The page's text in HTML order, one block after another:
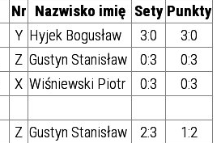
Nr Nazwisko imię Sety Punkty
Y Hyjek Bogusław 3:0
3:0
Z Gustyn Stanisław 0:3
0:3
X Wiśniewski Piotr 0:3 0:3
Z Gustyn Stanisław 2:3
1:2